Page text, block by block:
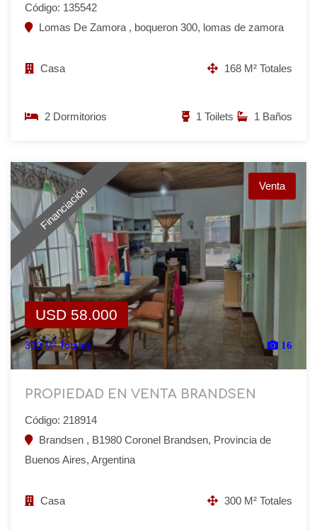
Código: 135542
Lomas De Zamora , boqueron 300, lomas de zamora
Casa 168 M² Totales
2 Dormitorios 1 Baños
1 Toilets
Financiación Venta
USD 58.000
300 M² Totales 16
PROPIEDAD EN VENTA BRANDSEN
Código: 218914
Brandsen , B1980 Coronel Brandsen, Provincia de
Buenos Aires, Argentina
Casa 300 M² Totales